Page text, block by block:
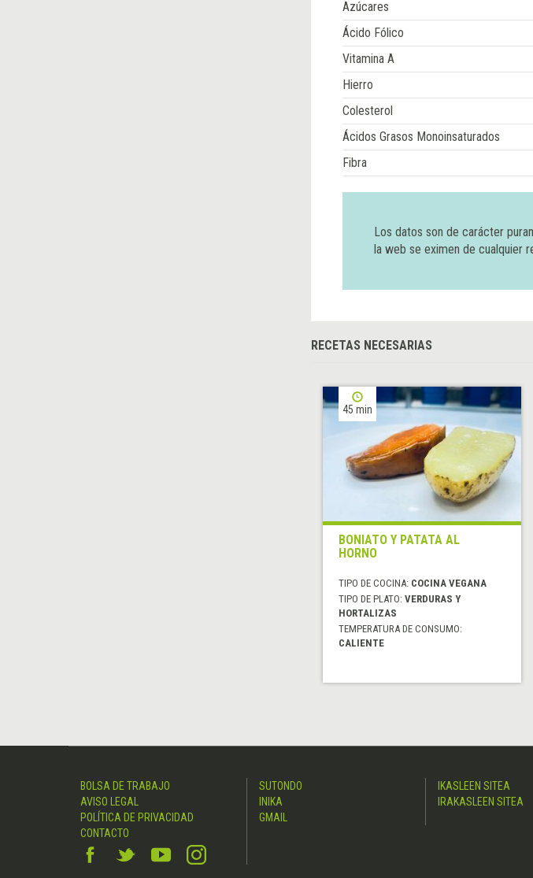
Azúcares
Ácido Fólico
Vitamina A
Hierro
Colesterol
Ácidos Grasos Monoinsaturados
Fibra
Los datos son de carácter
la web se eximen de cualquier
RECETAS NECESARIAS
45 min
BONIATO Y PATATA AL
HORNO
TIPO DE COCINA: COCINA VEGANA
TIPO DE PLATO: VERDURAS Y
HORTALIZAS
TEMPERATURA DE CONSUMO:
CALIENTE
BOLSA DE TRABAJO
AVISO LEGAL
POLÍTICA DE PRIVACIDAD
CONTACTO
SUTONDO
INIKA
GMAIL
IKASLEEN SITEA
IRAKASLEEN SITEA